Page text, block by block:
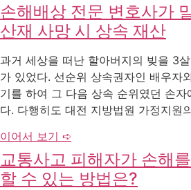
손해배상 전문 변호사가
산재 사망 시 상속 재산
과거 세상을 떠난 할아버지의 빚을 3
가 있었다. 선순위 상속권자인 배우자
기를 하여 그 다음 상속 순위였던 손
다. 다행히도 대전 지방법원 가정지원
이어서 보기 ➪
교통사고 피해자가 손해
할 수 있는 방법은?